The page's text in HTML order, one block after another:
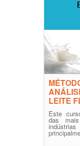
LEITE
Este
das